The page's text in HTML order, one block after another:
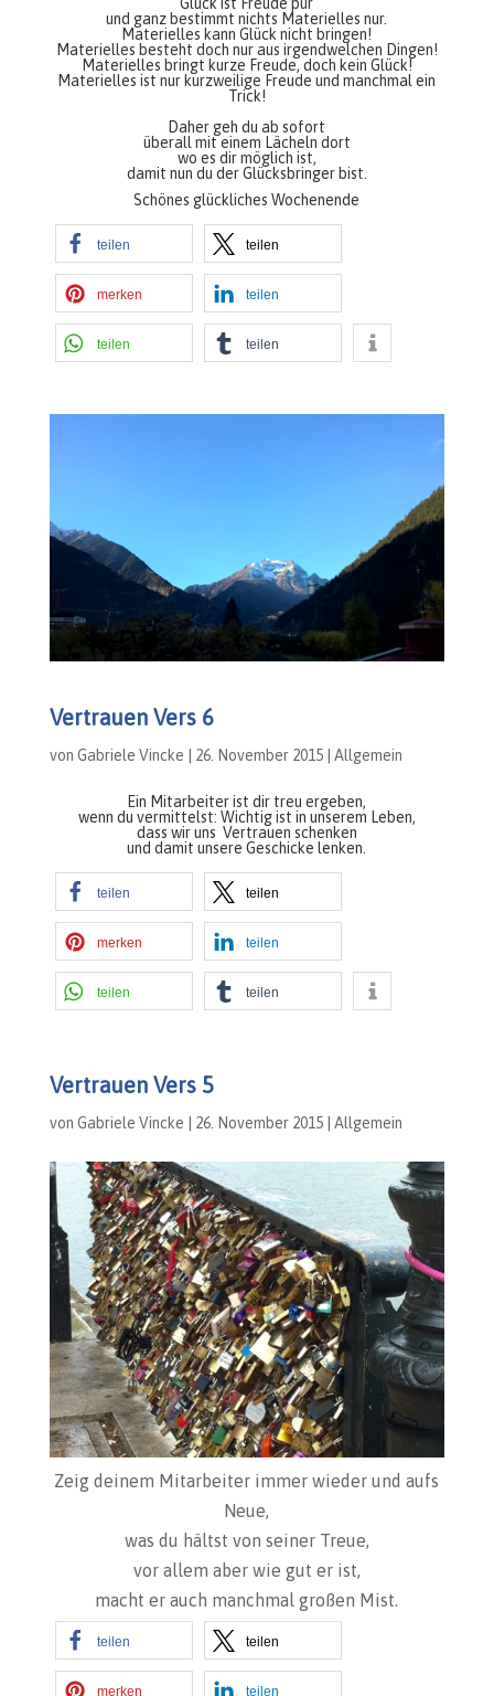
und ganz bestimmt nichts Materielles nur.
Materielles kann Glück nicht bringen!
Materielles besteht doch nur aus irgendwelchen Dingen!
Materielles bringt kurze Freude, doch kein Glück!
Materielles ist nur kurzweilige Freude und manchmal ein
Trick!
Daher geh du ab sofort
überall mit einem Lächeln dort
wo es dir möglich ist,
damit nun du der Glücksbringer bist.
Schönes glückliches Wochenende
teilen teilen
merken teilen
teilen teilen
Vertrauen Vers 6
von Gabriele Vincke 26. November 2015| Allgemein
Ein Mitarbeiter ist dir treu ergeben,
wenn du vermittelst: Wichtig ist in unserem Leben,
dass wir uns Vertrauen schenken
und damit unsere Geschicke lenken.
teilen teilen
merken teilen
teilen teilen
Vertrauen Vers 5
von Gabriele Vincke 26. November 2015| Allgemein
Zeig deinem Mitarbeiter immer wieder und aufs
Neue,
was du hältst von seiner Treue,
vor allem aber wie gut er ist,
macht er auch manchmal großen Mist.
teilen teilen
merken teilen